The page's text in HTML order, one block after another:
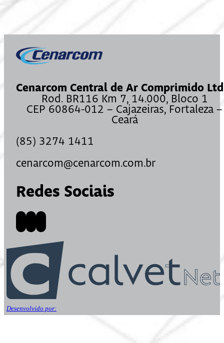
Cenarcom Central de Ar Comprimido
Rod. BR116 Km 7, 14.000, Bloco 1
CEP 60864-012 – Cajazeiras, Fortaleza –
Ceará
(85) 3274 1411
cenarcom@cenarcom.com.br
Redes Sociais
Desenvolvido por: